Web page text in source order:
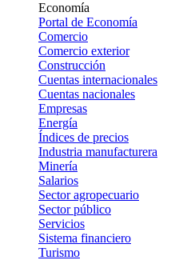
Economía
Portal de Economía
Comercio
Comercio exterior
Construcción
Cuentas internacionales
Cuentas nacionales
Empresas
Energía
Índices de precios
Industria manufacturera
Minería
Salarios
Sector agropecuario
Sector público
Servicios
Sistema financiero
Turismo